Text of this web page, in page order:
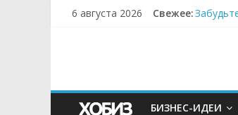
6 августа 2026 Свежее:
БИЗНЕС-ИДЕИ